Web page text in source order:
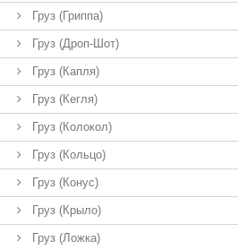
Груз (Гриппа)
Груз (Дроп-Шот)
Груз (Капля)
Груз (Кегля)
Груз (Колокол)
Груз (Кольцо)
Груз (Конус)
Груз (Крыло)
Груз (Ложка)